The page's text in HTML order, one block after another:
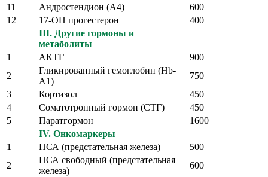
11
Андростендион (А4)
600
12
17-ОН прогестерон
400
III. Другие гормоны и
метаболиты
1
АКТГ
900
2
Гликированный гемоглобин (Hb-
A1)
750
3
Кортизол
450
4
Соматотропный гормон (СТГ)
450
5
Паратгормон
1600
IV. Онкомаркеры
1
ПСА (предстательная железа)
500
2
ПСА свободный (предстательная
железа)
600